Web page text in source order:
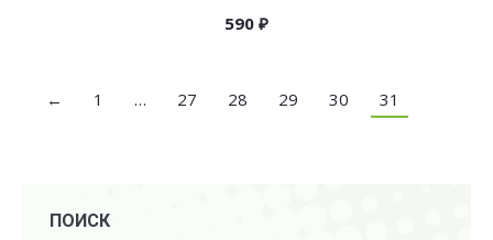
590 ₽
← 1 … 27 28 29 30 31
ПОИСК